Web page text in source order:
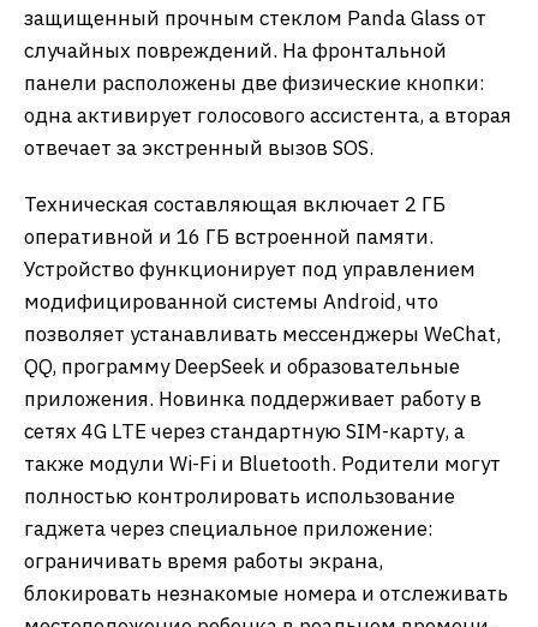
защищенный прочным стеклом Panda Glass от
случайных повреждений. На фронтальной
панели расположены две физические кнопки:
одна активирует голосового ассистента, а вторая
отвечает за экстренный вызов SOS.
Техническая составляющая включает 2 ГБ
оперативной и 16 ГБ встроенной памяти.
Устройство функционирует под управлением
модифицированной системы Android, что
позволяет устанавливать мессенджеры WeChat,
QQ, программу DeepSeek и образовательные
приложения. Новинка поддерживает работу в
сетях 4G LTE через стандартную SIM-карту, а
также модули Wi-Fi и Bluetooth. Родители могут
полностью контролировать использование
гаджета через специальное приложение:
ограничивать время работы экрана,
блокировать незнакомые номера и отслеживать